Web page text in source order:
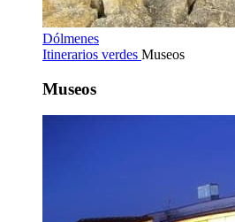
Dólmenes
Itinerarios verdes Museos
Museos